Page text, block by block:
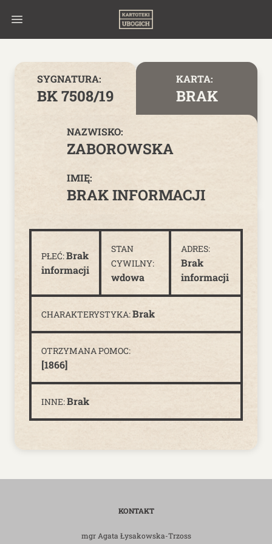
SYGNATURA:
BK 7508/19
KARTA:
BRAK
NAZWISKO:
ZABOROWSKA
IMIĘ:
BRAK INFORMACJI
PŁEĆ:Brak
informacji
STAN
CYWILNY:
wdowa
ADRES:
Brak
informacji
CHARAKTERYSTYKA:Brak
OTRZYMANA POMOC:
[1866]
INNE:Brak
KONTAKT
mgr Agata Łysakowska-Trzoss